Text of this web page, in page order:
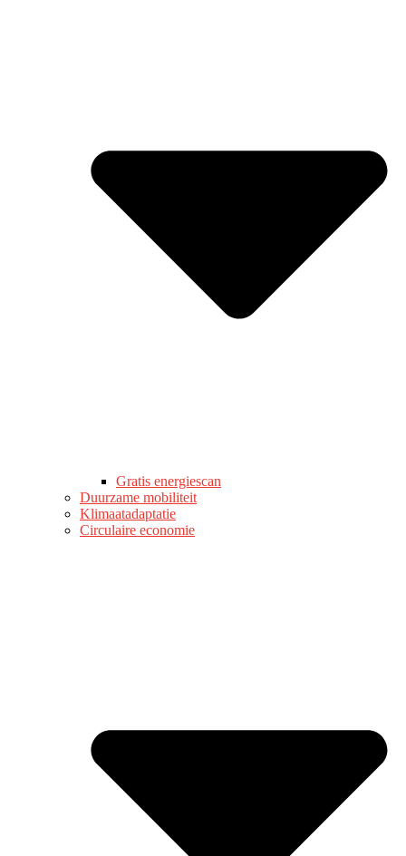
Gratis energiescan
Duurzame mobiliteit
Klimaatadaptatie
Circulaire economie